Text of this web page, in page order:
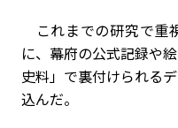
これまでの研究で重
に、幕府の公式記録や
史料」で裏付けられる
込んだ。